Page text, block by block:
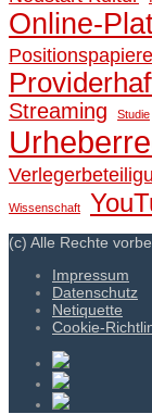
Online-
Positionspapiere
Streaming Studie
Wissenschaft
(c) Alle Rechte
Impressum
Datenschutz
Netiquette
Cookie-